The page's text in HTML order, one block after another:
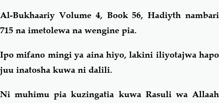
Al-Bukhaariy Volume 4, Book 56, Hadiyth nambari
715 na imetolewa na wengine pia.
Ipo mifano mingi ya aina hiyo, lakini iliyotajwa hapo
juu inatosha kuwa ni dalili.
Ni muhimu pia kuzingatia kuwa Rasuli wa Allaah